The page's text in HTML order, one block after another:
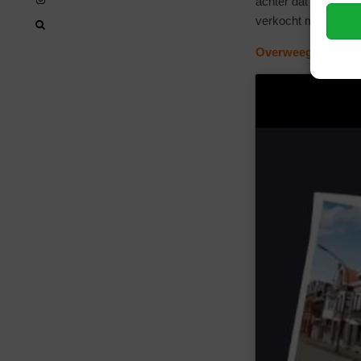
verkocht met
Overweeg ook de